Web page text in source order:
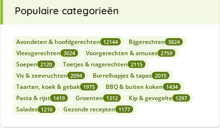
Populaire categorieën
Avondeten & hoofdgerechten 12144 Bijgerechten 3824
Vleesgerechten 3024 Voorgerechten & amuses 2759
Soepen 2120 Toetjes & nagerechten 2115
Vis & zeevruchten 2094 Borrelhapjes & tapas 2015
Taarten, koek & gebak 1975 BBQ & buiten koken 1434
Pasta & rijst 1419 Groenten 1312 Kip & gevogelte 1297
Salades 1216 Gezonde recepten 1177